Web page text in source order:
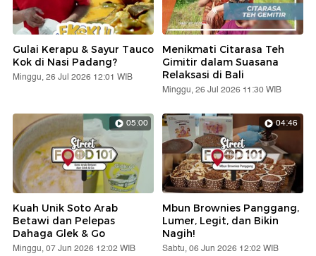
Gulai Kerapu & Sayur Tauco
Kok di Nasi Padang?
Minggu, 26 Jul 2026 12:01 WIB
Menikmati Citarasa Teh
Gimitir dalam Suasana
Relaksasi di Bali
Minggu, 26 Jul 2026 11:30 WIB
05:00
Kuah Unik Soto Arab
Betawi dan Pelepas
Dahaga Glek & Go
Minggu, 07 Jun 2026 12:02 WIB
04:46
Mbun Brownies Panggang,
Lumer, Legit, dan Bikin
Nagih!
Sabtu, 06 Jun 2026 12:02 WIB